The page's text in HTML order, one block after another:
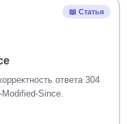
ответа 304
Since.
📖 Статья